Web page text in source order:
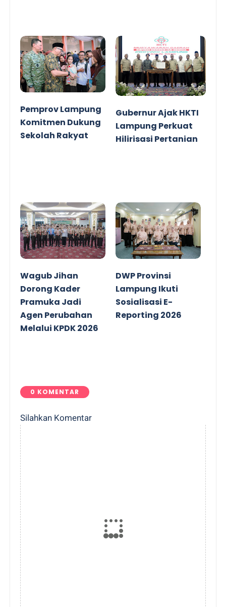
Pemprov Lampung
Komitmen Dukung
Sekolah Rakyat
Gubernur Ajak HKTI
Lampung Perkuat
Hilirisasi Pertanian
Wagub Jihan
Dorong Kader
Pramuka Jadi
Agen Perubahan
Melalui KPDK 2026
DWP Provinsi
Lampung Ikuti
Sosialisasi E-
Reporting 2026
0 KOMENTAR
Silahkan Komentar